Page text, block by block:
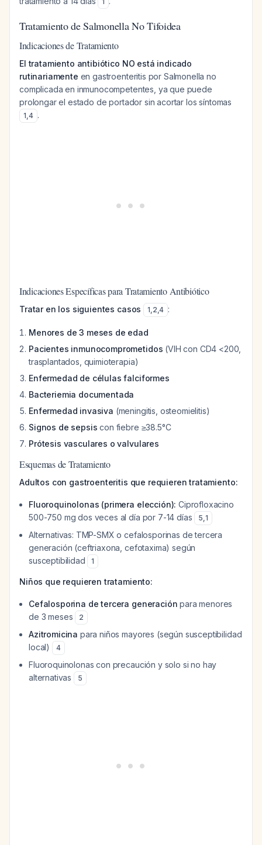
Tratamiento de Salmonella No Tifoidea
Indicaciones de Tratamiento
El tratamiento antibiótico NO está indicado
rutinariamente en gastroenteritis por Salmonella no
complicada en inmunocompetentes, ya que puede
prolongar el estado de portador sin acortar los síntomas
1,4 .
Indicaciones Específicas para Tratamiento Antibiótico
Tratar en los siguientes casos 1,2,4 :
Menores de 3 meses de edad
Pacientes inmunocomprometidos (VIH con CD4 <200,
trasplantados, quimioterapia)
Enfermedad de células falciformes
Bacteriemia documentada
Enfermedad invasiva (meningitis, osteomielitis)
Signos de sepsis con fiebre ≥38.5°C
Prótesis vasculares o valvulares
Esquemas de Tratamiento
Adultos con gastroenteritis que requieren tratamiento:
Fluoroquinolonas (primera elección): Ciprofloxacino
500-750 mg dos veces al día por 7-14 días
5,1
Alternativas: TMP-SMX o cefalosporinas de tercera
generación (ceftriaxona, cefotaxima) según
susceptibilidad
1
Niños que requieren tratamiento:
Cefalosporina de tercera generación para menores
de 3 meses
2
Azitromicina para niños mayores (según susceptibilidad
local)
4
Fluoroquinolonas con precaución y solo si no hay
alternativas
5